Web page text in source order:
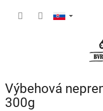
Výbehová
300g